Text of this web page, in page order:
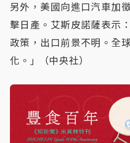
另外，美國向進口汽車加
擊日產。艾斯皮諾薩表示
政策，出口前景不明。全
化。」（中央社）